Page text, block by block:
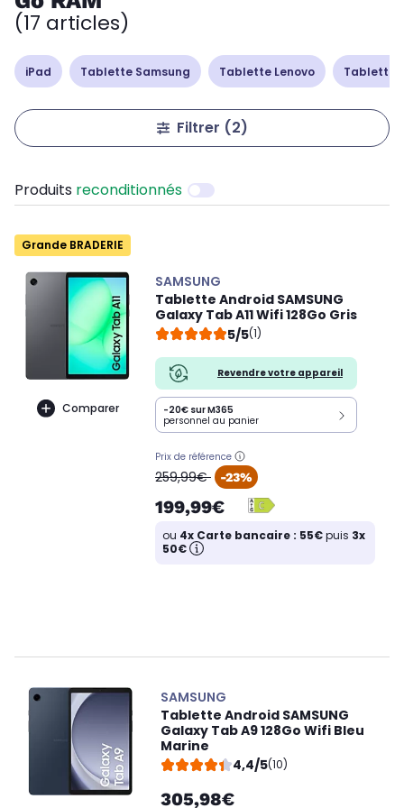
(17 articles)
iPad Tablette Samsung Tablette Lenovo Tablette
Filtrer (2)
Produits reconditionnés
Grande BRADERIE
Comparer
SAMSUNG
Tablette Android SAMSUNG
Galaxy Tab A11 Wifi 128Go Gris
5/5(1)
Revendre votre appareil
-20€ sur M365
personnel au panier
Prix de référence
oldPrice
259,99€ -23%
199,99€
ou 4x Carte bancaire : 55€puis 3x
50€
SAMSUNG
Tablette Android SAMSUNG
Galaxy Tab A9 128Go Wifi Bleu
Marine
4,4/5(10)
305,98€